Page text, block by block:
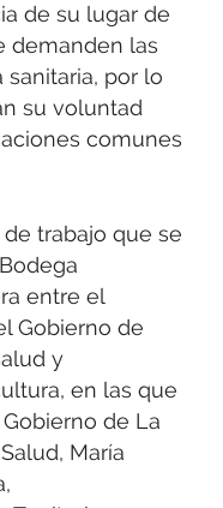
de su lugar de
demanden las
por lo
su voluntad
comunes
trabajo que se
entre el
Gobierno de
y
en las que
de La
María